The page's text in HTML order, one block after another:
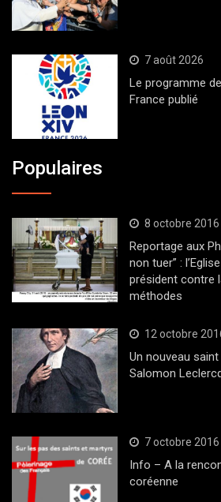
7 août 2026
Le programme
France publié
Populaires
8 octobre 2016
Reportage aux
non tuer” :
président contre
méthodes
12 octobre
Un nouveau
Salomon
7 octobre 2016
Info – A la
coréenne